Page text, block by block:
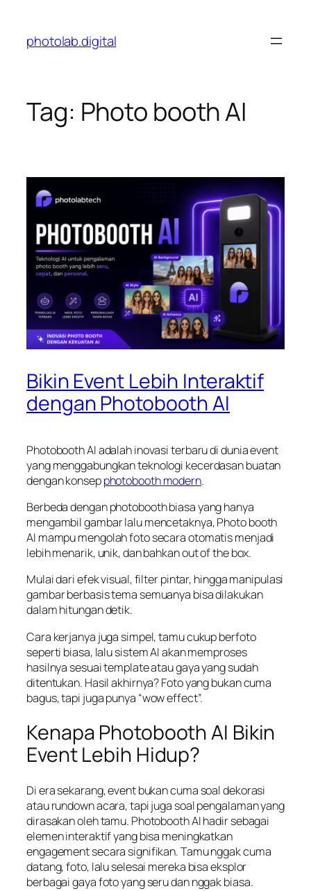
content
photolab.digital
Tag: Photo booth AI
Bikin Event Lebih Interaktif
dengan Photobooth AI
Photobooth AI adalah inovasi terbaru di dunia event
yang menggabungkan teknologi kecerdasan buatan
dengan konsepphotobooth modern.
Berbeda dengan photobooth biasa yang hanya
mengambil gambar lalu mencetaknya, Photo booth
AI mampu mengolah foto secara otomatis menjadi
lebih menarik, unik, dan bahkan out of the box.
Mulai dari efek visual, filter pintar, hingga manipulasi
gambar berbasis tema semuanya bisa dilakukan
dalam hitungan detik.
Cara kerjanya juga simpel, tamu cukup berfoto
seperti biasa, lalu sistem AI akan memproses
hasilnya sesuai template atau gaya yang sudah
ditentukan. Hasil akhirnya? Foto yang bukan cuma
bagus, tapi juga punya “wow effect”.
Kenapa Photobooth AI Bikin
Event Lebih Hidup?
Di era sekarang, event bukan cuma soal dekorasi
atau rundown acara, tapi juga soal pengalaman yang
dirasakan oleh tamu. Photobooth AI hadir sebagai
elemen interaktif yang bisa meningkatkan
engagement secara signifikan. Tamu nggak cuma
datang, foto, lalu selesai mereka bisa eksplor
berbagai gaya foto yang seru dan nggak biasa.